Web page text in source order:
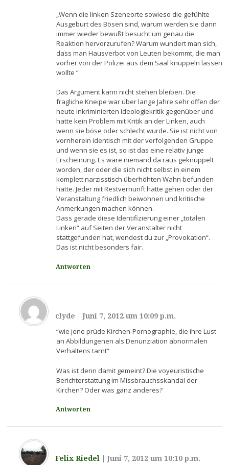
„Wenn die linken Szeneorte sowieso die gefühlte
Ausgeburt des Bösen sind, warum werden sie dann
immer wieder bewußt besucht um genau die
Reaktion hervorzurufen? Warum wundert man sich,
dass man Hausverbot von Leuten bekommt, die man
vorher von der Polizei aus dem Saal knüppeln lassen
wollte “
Das Argument kann nicht stehen bleiben. Die
fragliche Kneipe war über lange Jahre sehr offen der
heute inkriminierten Ideologiekritik gegenüber und
hatte kein Problem mit Kritik an der Linken, auch
wenn sie böse oder schlecht wurde. Sie ist nicht von
vornherein identisch mit der verfolgenden Gruppe
und wenn sie es ist, so ist das eine relativ junge
Erscheinung. Es wäre niemand da raus geknüppelt
worden, der oder die sich nicht selbst in einem
komplett narzisstisch überhöhten Wahn befunden
hätte. Jeder mit Restvernunft hätte gehen oder der
Veranstaltung friedlich beiwohnen und kritische
Anmerkungen machen können.
Dass gerade diese Identifizierung einer „totalen
Linken“ auf Seiten der Veranstalter nicht
stattgefunden hat, wendest du zur „Provokation“.
Das ist nicht besonders fair.
Antworten
clyde |Juni 7, 2012 um 10:09 p.m.
‎“wie jene prüde Kirchen-Pornographie, die ihre Lust
an Abbildungenen als Denunziation abnormalen
Verhaltens tarnt“
Was ist denn damit gemeint? Die voyeuristische
Berichterstattung im Missbrauchsskandal der
Kirchen? Oder was ganz anderes?
Antworten
Felix Riedel |Juni 7, 2012 um 10:10 p.m.